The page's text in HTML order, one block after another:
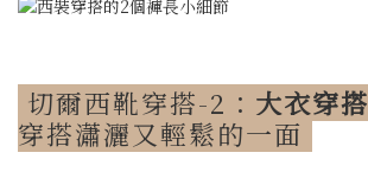
切爾西靴穿搭-2： 大衣穿搭
穿搭瀟灑又輕鬆的一面